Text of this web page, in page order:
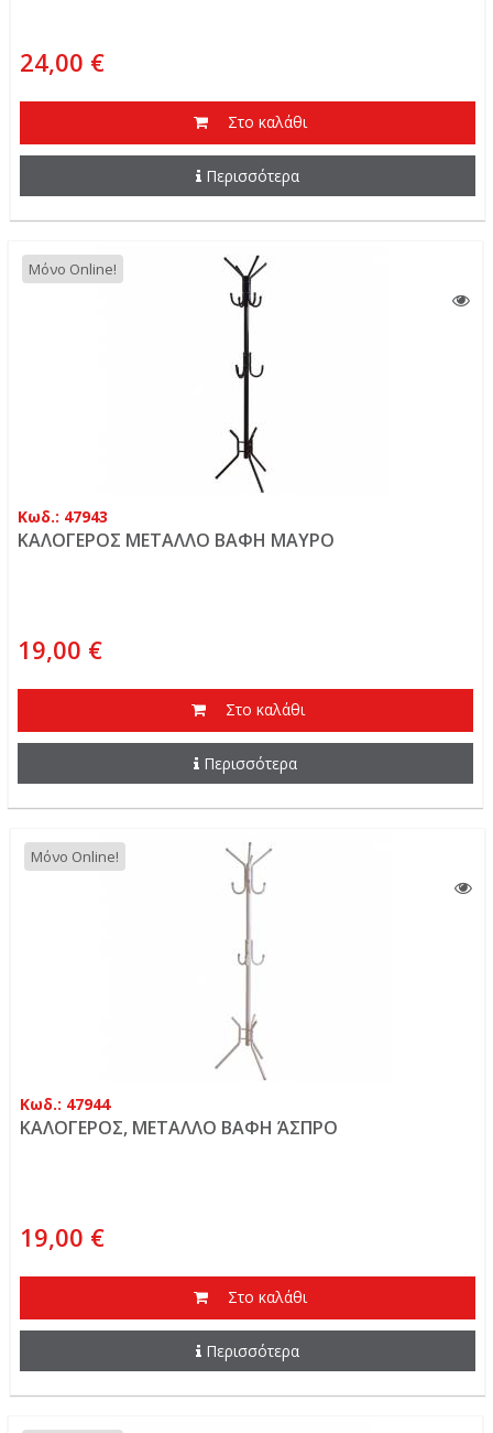
24,00 €
Στο καλάθι
Περισσότερα
Μόνο Online!
Κωδ.: 47943
ΚΑΛΟΓΕΡΟΣ ΜΕΤΑΛΛΟ ΒΑΦΗ ΜΑΥΡΟ
19,00 €
Στο καλάθι
Περισσότερα
Μόνο Online!
Κωδ.: 47944
ΚΑΛΟΓΕΡΟΣ, ΜΕΤΑΛΛΟ ΒΑΦΗ ΆΣΠΡΟ
19,00 €
Στο καλάθι
Περισσότερα